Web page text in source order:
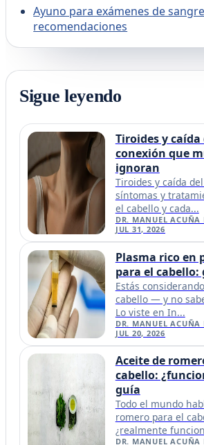
Ayuno para exámenes de
recomendaciones
Sigue leyendo
Tiroides y
conexión que
ignoran
Tiroides y caída
síntomas y
el cabello y cada...
DR. MANUEL ACUÑA
JUL 31, 2026
Plasma rico en
para el
Estás
cabello — y no
Lo viste en In...
DR. MANUEL ACUÑA
JUL 20, 2026
Aceite de
cabello:
guía
Todo el mundo
romero para el
¿realmente
DR. MANUEL ACUÑA